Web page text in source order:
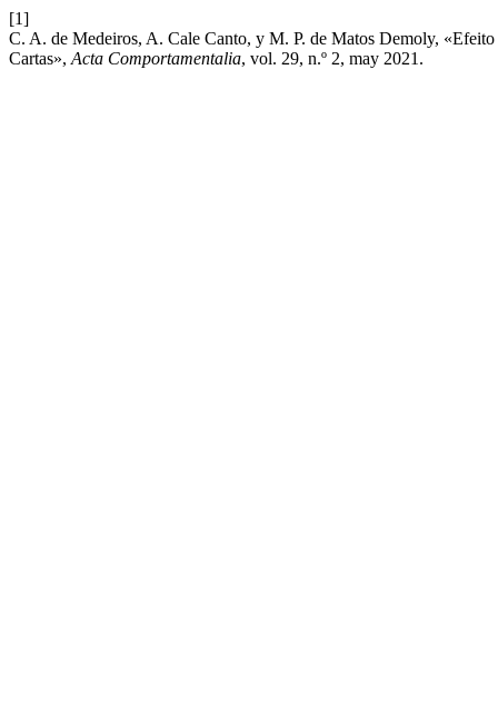
[1]
C. A. de Medeiros, A. Cale Canto, y M. P. de Matos Demoly,
Cartas», Acta Comportamentalia, vol. 29, n.º 2, may 2021.